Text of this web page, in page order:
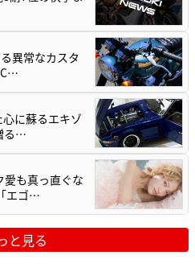
異常なカスタ
C…
に蘇るエキゾ
る…
愛も真っ直ぐな
エゴ…
と見る